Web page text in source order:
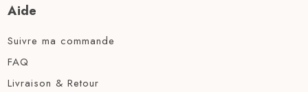
Aide
Suivre ma commande
FAQ
Livraison & Retour